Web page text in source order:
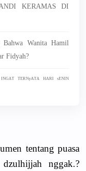
KERAMAS DI
Bahwa Wanita Hamil
Fidyah?
ᵀᴱᴿᴺʸᴬᵀᴬ ᴴᴬᴿᴵ ˢᴱᴺᴵᴺ
tentang puasa
nggak.?